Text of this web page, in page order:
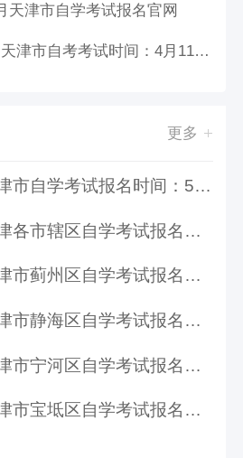
天津市自学考试报名官网
2026年4月天津市自考考试时间：4月11日...
更多
2026年10月天津市自学考试报名时间：5月25日至2...
2026年10月天津各市辖区自学考试报名时间及入口...
2026年10月天津市蓟州区自学考试报名时间：5月2...
2026年10月天津市静海区自学考试报名时间：5月2...
2026年10月天津市宁河区自学考试报名时间：5月2...
2026年10月天津市宝坻区自学考试报名时间：5月2...